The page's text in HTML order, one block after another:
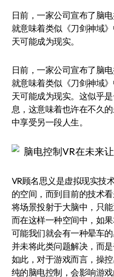
日前，一家公司宣布了脑电控制VR成为了可能。这
就意味着类似《刀剑神域
天可能成为现实。
日前，一家公司宣布了脑
就意味着类似《刀剑神域
天可能成为现实。这似乎
息，这意味着也许在不久
中享受另一段人生。
VR顾名思义是虚拟现实技
的空间，而到目前的技术
将场景投射于大脑中，只能
而在这样一种空间中，如
可能我们就会有一种晕车
并未将此类问题解决，而
如此，对于游戏而言，操
纯的脑电控制，会影响游